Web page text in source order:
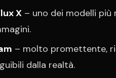
X – uno dei modelli
– molto promettente,
dalla realtà.